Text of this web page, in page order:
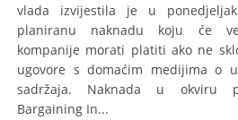
vlada izvijestila je u
planiranu naknadu koju će
kompanije morati platiti ako ne
ugovore s domaćim medijima o
sadržaja. Naknada u okviru
Bargaining In...